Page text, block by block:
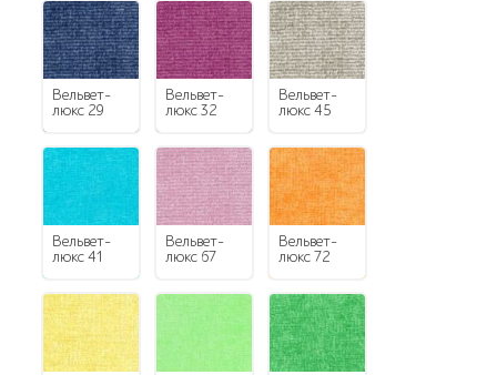
Вельвет-
люкс 29
Вельвет-
люкс 32
Вельвет-
люкс 45
Вельвет-
люкс 41
Вельвет-
люкс 67
Вельвет-
люкс 72